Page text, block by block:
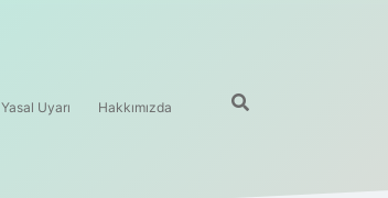
Yasal Uyarı Hakkımızda